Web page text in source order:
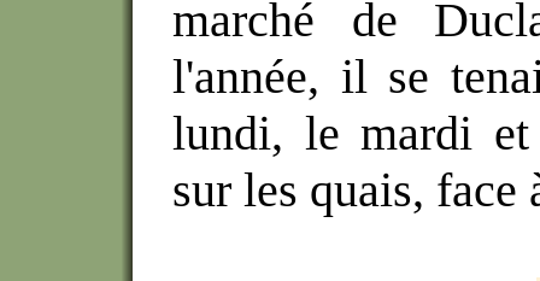
marché de
l'année, il se
lundi, le mardi et
sur les quais, face